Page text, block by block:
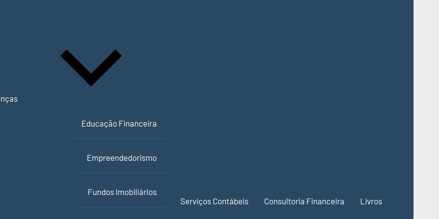
Educação Financeira
Empreendedorismo
Fundos Imobiliários
Serviços Contábeis
Consultoria Financeira Livros